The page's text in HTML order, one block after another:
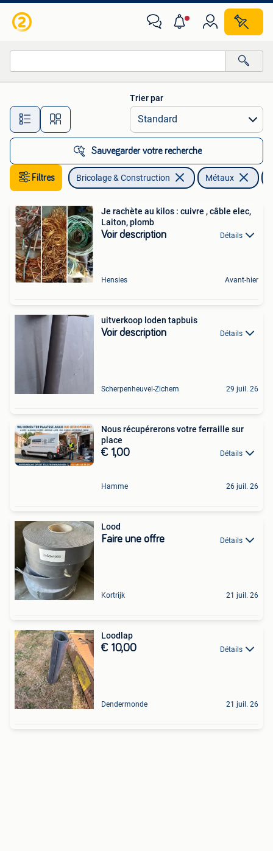
Toutes les distances…
Trier par
Sauvegarder votre recherche
Filtres Bricolage & Construction Métaux
Je rachète au kilos : cuivre , câble elec,
Laiton, plomb
Voir description Détails
Hensies Avant-hier
uitverkoop loden tapbuis
Voir description Détails
Scherpenheuvel-Zichem 29 juil. 26
Nous récupérerons votre ferraille sur
place
€ 1,00 Détails
Hamme 26 juil. 26
Lood
Faire une offre Détails
Kortrijk 21 juil. 26
Loodlap
€ 10,00 Détails
Dendermonde 21 juil. 26